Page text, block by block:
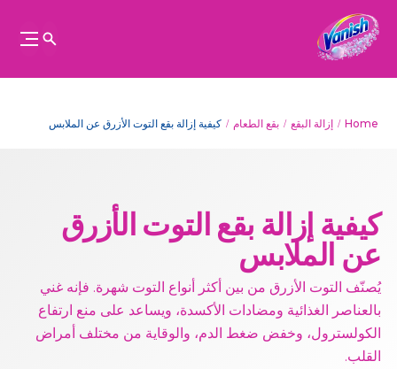
Home إزالة البقع بقع الطعام كيفية إزالة بقع التوت الأزرق عن الملابس
كيفية إزالة بقع التوت الأزرق
عن الملابس
يُصنّف التوت الأزرق من بين أكثر أنواع التوت شهرة. فإنه غني
بالعناصر الغذائية ومضادات الأكسدة، ويساعد على منع ارتفاع
الكولسترول، وخفض ضغط الدم، والوقاية من مختلف أمراض
القلب.